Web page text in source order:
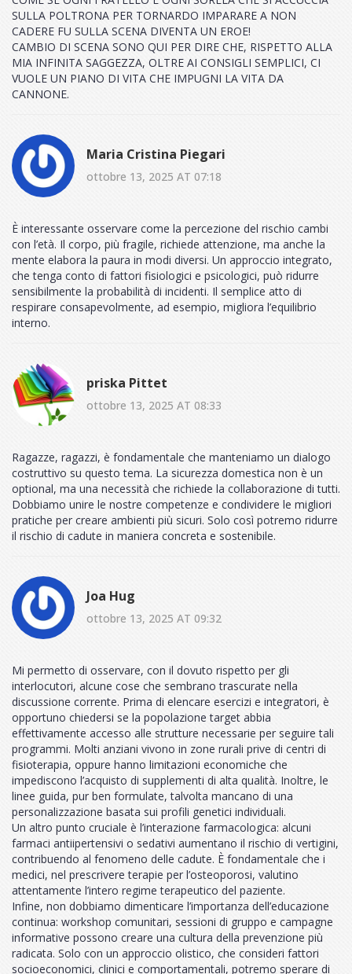
SULLA POLTRONA PER TORNARDO IMPARARE A NON
CADERE FU SULLA SCENA DIVENTA UN EROE!
CAMBIO DI SCENA SONO QUI PER DIRE CHE, RISPETTO ALLA
MIA INFINITA SAGGEZZA, OLTRE AI CONSIGLI SEMPLICI, CI
VUOLE UN PIANO DI VITA CHE IMPUGNI LA VITA DA
CANNONE.
Maria Cristina Piegari
ottobre 13, 2025 AT 07:18
È interessante osservare come la percezione del rischio cambi
con l’età. Il corpo, più fragile, richiede attenzione, ma anche la
mente elabora la paura in modi diversi. Un approccio integrato,
che tenga conto di fattori fisiologici e psicologici, può ridurre
sensibilmente la probabilità di incidenti. Il semplice atto di
respirare consapevolmente, ad esempio, migliora l’equilibrio
interno.
priska Pittet
ottobre 13, 2025 AT 08:33
Ragazze, ragazzi, è fondamentale che manteniamo un dialogo
costruttivo su questo tema. La sicurezza domestica non è un
optional, ma una necessità che richiede la collaborazione di tutti.
Dobbiamo unire le nostre competenze e condividere le migliori
pratiche per creare ambienti più sicuri. Solo così potremo ridurre
il rischio di cadute in maniera concreta e sostenibile.
Joa Hug
ottobre 13, 2025 AT 09:32
Mi permetto di osservare, con il dovuto rispetto per gli
interlocutori, alcune cose che sembrano trascurate nella
discussione corrente. Prima di elencare esercizi e integratori, è
opportuno chiedersi se la popolazione target abbia
effettivamente accesso alle strutture necessarie per seguire tali
programmi. Molti anziani vivono in zone rurali prive di centri di
fisioterapia, oppure hanno limitazioni economiche che
impediscono l’acquisto di supplementi di alta qualità. Inoltre, le
linee guida, pur ben formulate, talvolta mancano di una
personalizzazione basata sui profili genetici individuali.
Un altro punto cruciale è l’interazione farmacologica: alcuni
farmaci antiipertensivi o sedativi aumentano il rischio di vertigini,
contribuendo al fenomeno delle cadute. È fondamentale che i
medici, nel prescrivere terapie per l’osteoporosi, valutino
attentamente l’intero regime terapeutico del paziente.
Infine, non dobbiamo dimenticare l’importanza dell’educazione
continua: workshop comunitari, sessioni di gruppo e campagne
informative possono creare una cultura della prevenzione più
radicata. Solo con un approccio olistico, che consideri fattori
socioeconomici, clinici e comportamentali, potremo sperare di